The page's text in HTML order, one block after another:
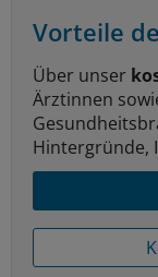
Vorteile
Über unser
Ärztinnen
Hintergründe,